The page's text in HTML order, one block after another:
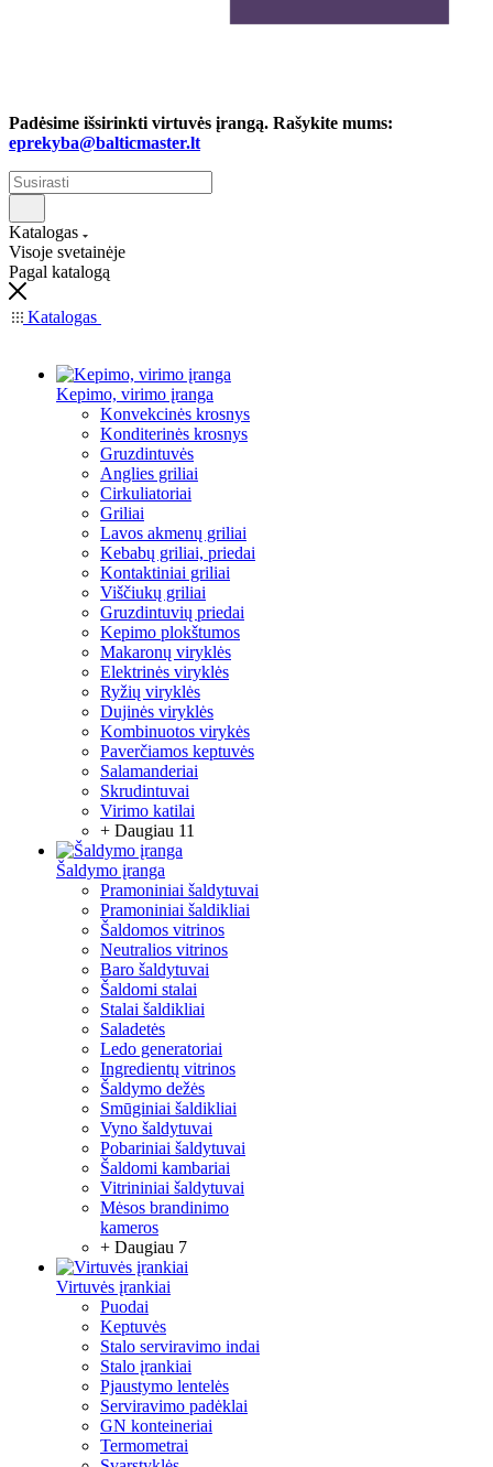
Padėsime išsirinkti virtuvės įrangą. Rašykite mums:
eprekyba@balticmaster.lt
Katalogas
Visoje svetainėje
Pagal katalogą
Katalogas
Kepimo, virimo įranga
Konvekcinės krosnys
Konditerinės krosnys
Gruzdintuvės
Anglies griliai
Cirkuliatoriai
Griliai
Lavos akmenų griliai
Kebabų griliai, priedai
Kontaktiniai griliai
Viščiukų griliai
Gruzdintuvių priedai
Kepimo plokštumos
Makaronų viryklės
Elektrinės viryklės
Ryžių viryklės
Dujinės viryklės
Kombinuotos virykės
Paverčiamos keptuvės
Salamanderiai
Skrudintuvai
Virimo katilai
+ Daugiau 11
Šaldymo įranga
Pramoniniai šaldytuvai
Pramoniniai šaldikliai
Šaldomos vitrinos
Neutralios vitrinos
Baro šaldytuvai
Šaldomi stalai
Stalai šaldikliai
Saladetės
Ledo generatoriai
Ingredientų vitrinos
Šaldymo dežės
Smūginiai šaldikliai
Vyno šaldytuvai
Pobariniai šaldytuvai
Šaldomi kambariai
Vitrininiai šaldytuvai
Mėsos brandinimo
kameros
+ Daugiau 7
Virtuvės įrankiai
Puodai
Keptuvės
Stalo serviravimo indai
Stalo įrankiai
Pjaustymo lentelės
Serviravimo padėklai
GN konteineriai
Termometrai